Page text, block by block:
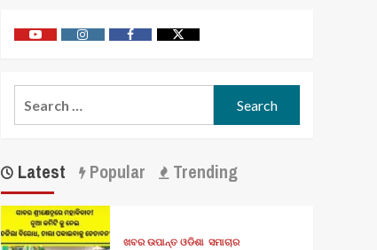
YoutubeVimeo FacebookTwitter
Latest Popular Trending
ଖବର ଉପାନ୍ତ ଓଡିଶା ସମାଚାର